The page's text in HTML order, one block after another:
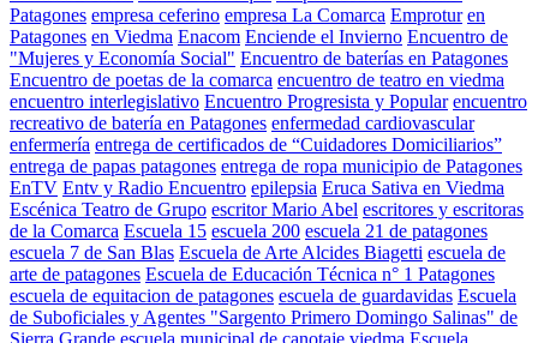
Patagones empresa ceferino empresa La Comarca Emprotur en
Patagones en Viedma Enacom Enciende el Invierno Encuentro de
"Mujeres y Economía Social" Encuentro de baterías en Patagones
Encuentro de poetas de la comarca encuentro de teatro en viedma
encuentro interlegislativo Encuentro Progresista y Popular encuentro
recreativo de batería en Patagones enfermedad cardiovascular
enfermería entrega de certificados de “Cuidadores Domiciliarios”
entrega de papas patagones entrega de ropa municipio de Patagones
EnTV Entv y Radio Encuentro epilepsia Eruca Sativa en Viedma
Escénica Teatro de Grupo escritor Mario Abel escritores y escritoras
de la Comarca Escuela 15 escuela 200 escuela 21 de patagones
escuela 7 de San Blas Escuela de Arte Alcides Biagetti escuela de
arte de patagones Escuela de Educación Técnica n° 1 Patagones
escuela de equitacion de patagones escuela de guardavidas Escuela
de Suboficiales y Agentes "Sargento Primero Domingo Salinas" de
Sierra Grande escuela municipal de canotaje viedma Escuela